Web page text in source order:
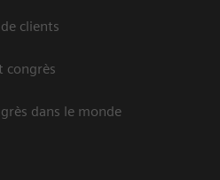
clients
congrès
dans le monde